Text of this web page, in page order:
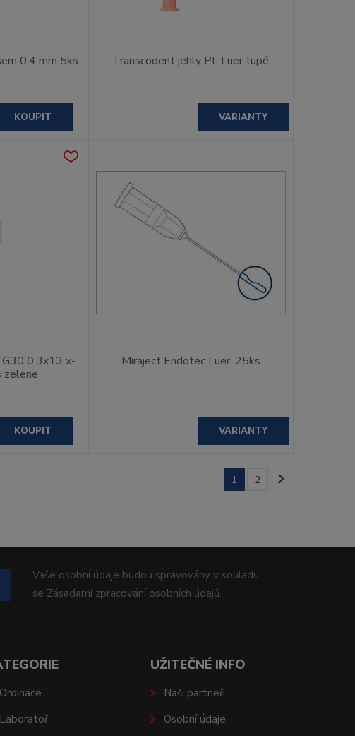
0,4 mm 5ks
KOUPIT
Transcodent jehly PL Luer tupé
VARIANTY
G30 0,3x13 x-
zelene
KOUPIT
Miraject Endotec Luer, 25ks
VARIANTY
1 2
Vaše osobní údaje budou spravovány v souladu
se Zásadami zpracování osobních údajů.
Ordinace
Laboratoř
UŽITEČNÉ INFO
Naši partneři
Osobní údaje